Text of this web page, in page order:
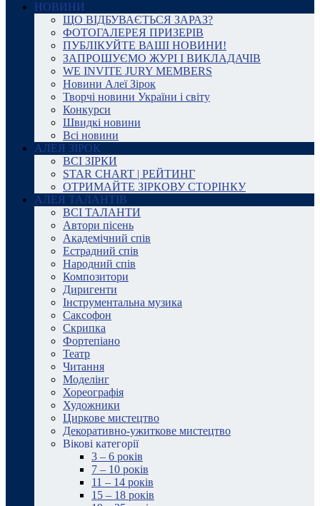
НОВИНИ
ЩО ВІДБУВАЄТЬСЯ ЗАРАЗ?
ФОТОГАЛЕРЕЯ ПРИЗЕРІВ
ПУБЛІКУЙТЕ ВАШІ НОВИНИ!
ЗАПРОШУЄМО ЖУРІ І ВИКЛАДАЧІВ
WE INVITE JURY MEMBERS
Новини Алеї Зірок
Творчі новини України і світу
Конкурси
Швидкі новини
Всі новини
АЛЕЯ ЗІРОК
ВСІ ЗІРКИ
STAR CHART | РЕЙТИНГ
ОТРИМАЙТЕ ЗІРКОВУ СТОРІНКУ
АЛЕЯ ТАЛАНТІВ
ВСІ ТАЛАНТИ
Автори пісень
Академічний спів
Естрадний спів
Народний спів
Композитори
Диригенти
Інструментальна музика
Саксофон
Скрипка
Фортепіано
Театр
Читання
Моделінг
Хореографія
Художники
Циркове мистецтво
Декоративно-ужиткове мистецтво
Вікові категорії
3 – 6 років
7 – 10 років
11 – 14 років
15 – 18 років